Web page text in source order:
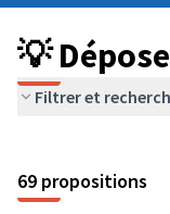
💡
Filtrer et
69 propositions